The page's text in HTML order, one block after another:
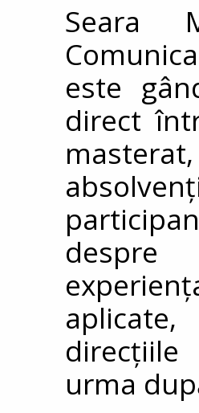
Seara
este
direct
despre
urma